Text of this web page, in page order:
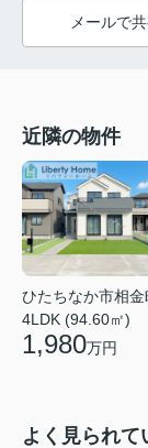
メールで
近隣の物件
ひたちなか市相金
4LDK (94.60㎡)
1,980万円
よく見られて